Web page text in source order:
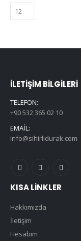
İLETIŞIM BILGILERI
TELEFON:
+90 532 365 02 10
EMAIL:
info@sihirlidurak.com
KISA LINKLER
Hakkımızda
İletişim
Hesabım